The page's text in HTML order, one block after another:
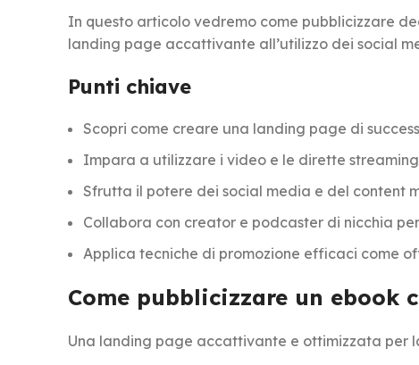
In questo articolo vedremo come pubblicizzare
landing page accattivante all’utilizzo dei social
Punti chiave
Scopri come creare una landing page di
Impara a utilizzare i video e le dirette
Sfrutta il potere dei social media e del content
Collabora con creator e podcaster di nicchia
Applica tecniche di promozione efficaci come
Come pubblicizzare un ebook
Una landing page accattivante e ottimizzata per